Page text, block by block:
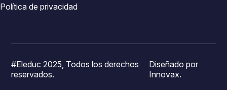
Política de privacidad
#Eleduc 2025, Todos los derechos
reservados.
Diseñado por
Innovax.